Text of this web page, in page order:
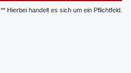
** Hierbei handelt es sich um ein Pflichtfeld.